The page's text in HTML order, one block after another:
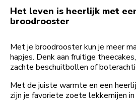
Het leven is heerlijk met
broodrooster
Met je broodrooster kun je meer
hapjes. Denk aan fruitige
zachte beschuitbollen of
Met de juiste warmte en een
zijn je favoriete zoete lekkernijen